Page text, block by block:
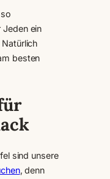
ein
besten
sind unsere
, denn